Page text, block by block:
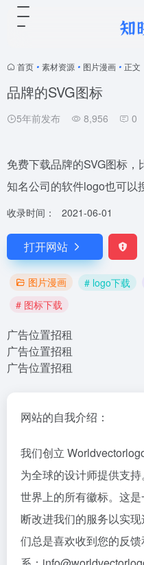
首页 • 素材资源 • 图片漫画 • 正文
品牌的SVG图标
5年前发布 8,956 0
免费下载品牌的SVG图标
知名公司的软件logo也可以
收录时间： 2021-06-01
打开网站
图片漫画 # logo下载
# 图标下载
广告位置招租
广告位置招租
广告位置招租
网站的自我介绍：
我们创立
为全球的设计师提供支
世界上的所有徽标。这
断改进我们的服务以实
们总是喜欢收到您的反